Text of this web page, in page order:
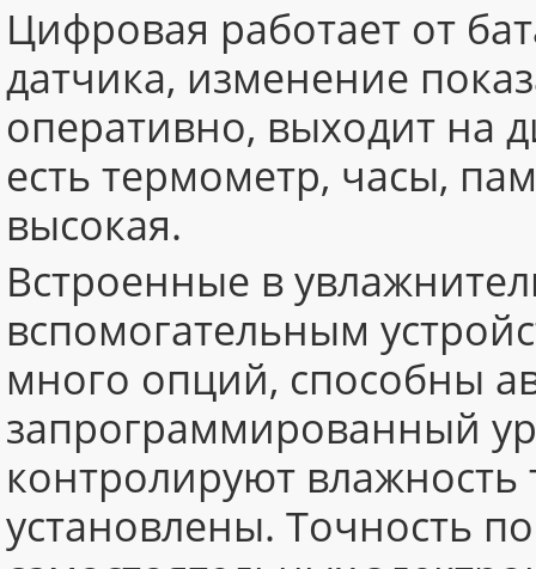
Цифровая работает от
датчика, изменение
оперативно, выходит на
есть термометр, часы,
высокая.
Встроенные в
вспомогательным
много опций, способны
запрограммированный
контролируют
установлены. Точность